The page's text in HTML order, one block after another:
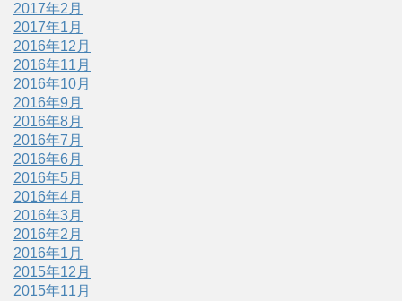
2017年2月
2017年1月
2016年12月
2016年11月
2016年10月
2016年9月
2016年8月
2016年7月
2016年6月
2016年5月
2016年4月
2016年3月
2016年2月
2016年1月
2015年12月
2015年11月